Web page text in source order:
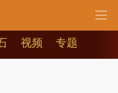
视频 专题